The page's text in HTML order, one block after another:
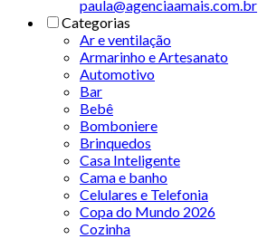
paula@agenciaamais.com.br
Categorias
Ar e ventilação
Armarinho e Artesanato
Automotivo
Bar
Bebê
Bomboniere
Brinquedos
Casa Inteligente
Cama e banho
Celulares e Telefonia
Copa do Mundo 2026
Cozinha